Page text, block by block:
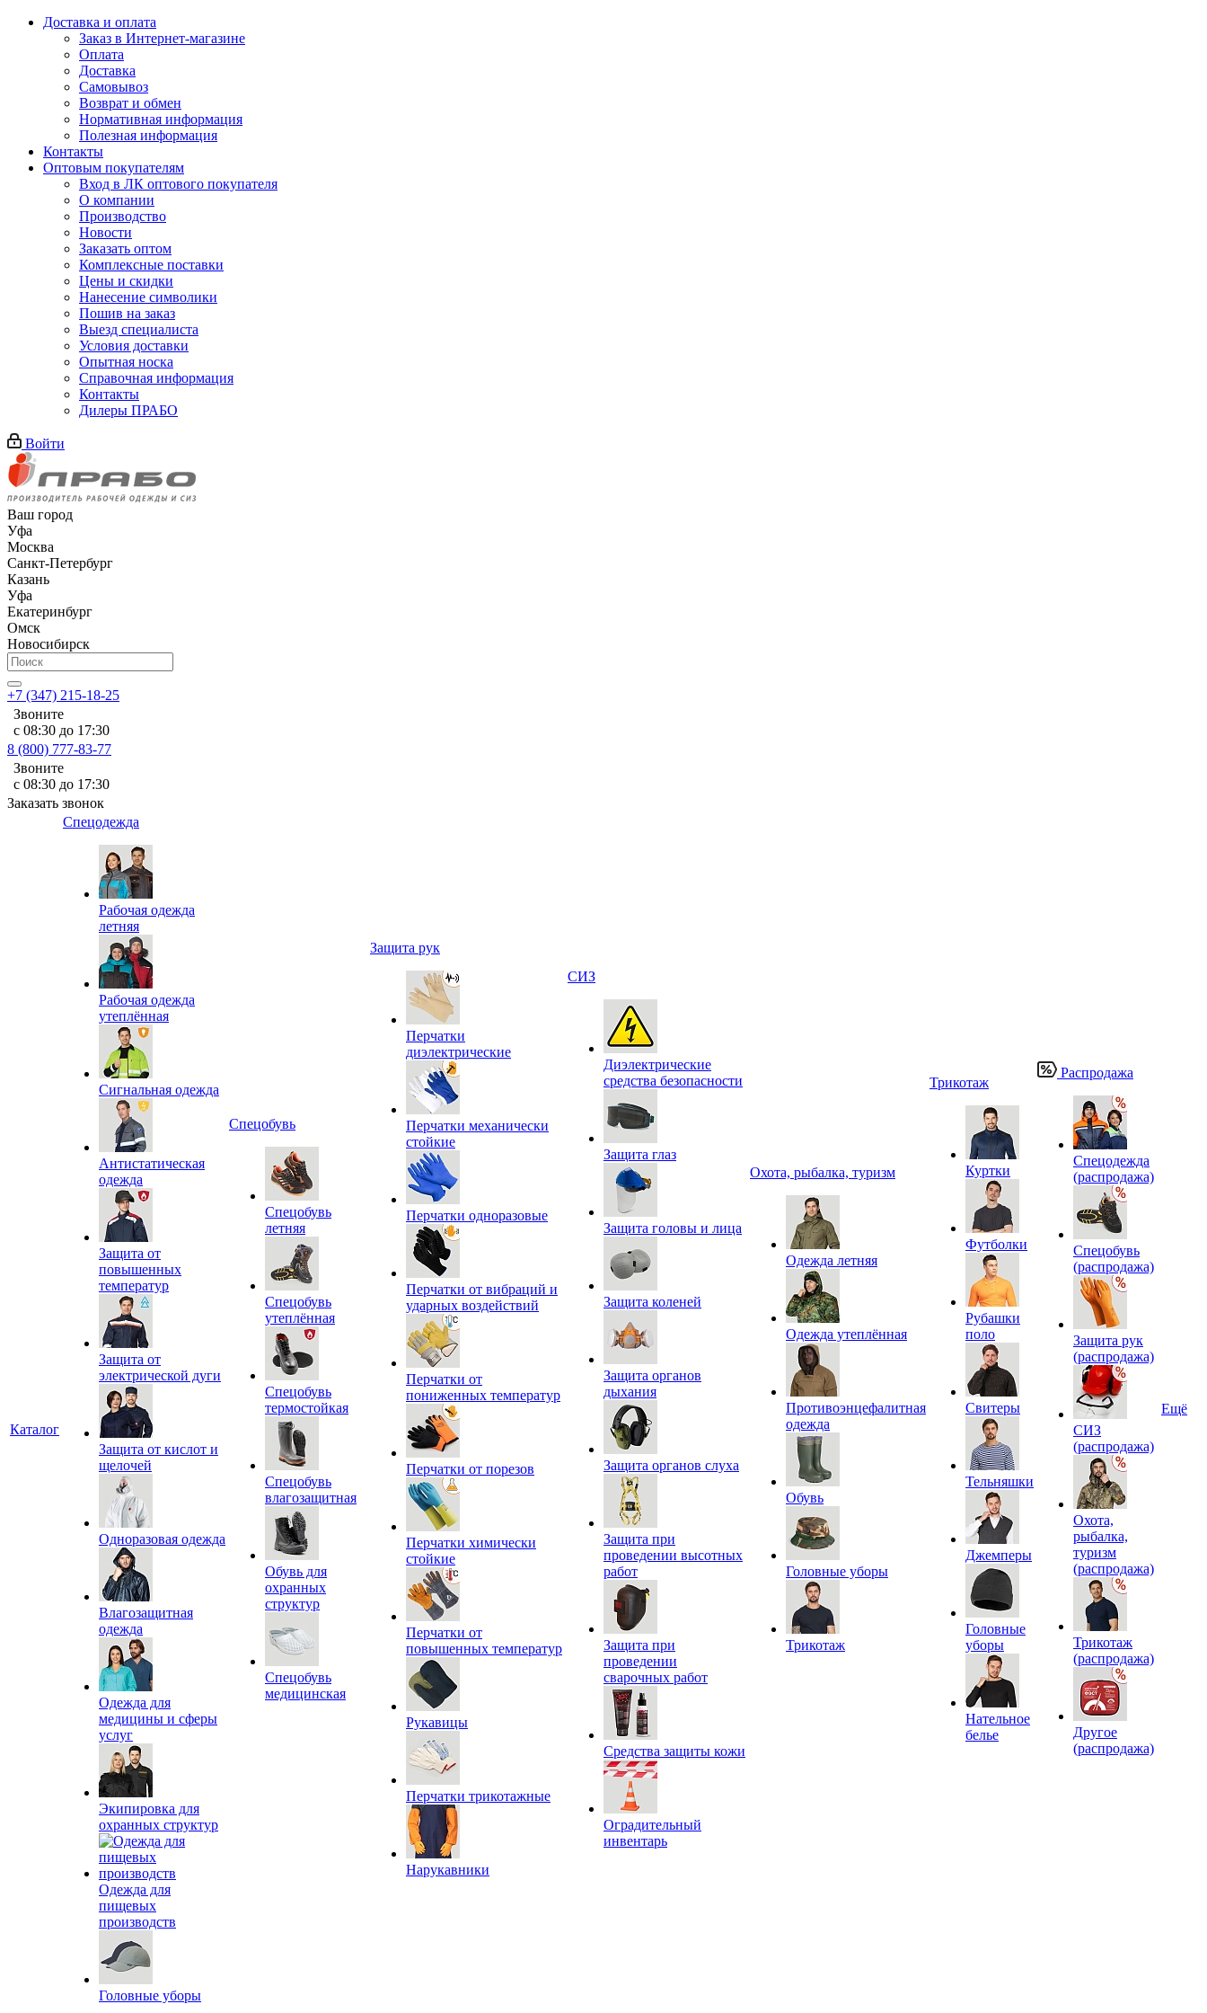
Доставка и оплата
Заказ в Интернет-магазине
Оплата
Доставка
Самовывоз
Возврат и обмен
Нормативная информация
Полезная информация
Контакты
Оптовым покупателям
Вход в ЛК оптового покупателя
О компании
Производство
Новости
Заказать оптом
Комплексные поставки
Цены и скидки
Нанесение символики
Пошив на заказ
Выезд специалиста
Условия доставки
Опытная носка
Справочная информация
Контакты
Дилеры ПРАБО
Войти
Ваш город
Уфа
Москва
Санкт-Петербург
Казань
Уфа
Екатеринбург
Омск
Новосибирск
+7 (347) 215-18-25
Звоните
с 08:30 до 17:30
8 (800) 777-83-77
Звоните
с 08:30 до 17:30
Заказать звонок
Каталог
Спецодежда
Рабочая одежда
летняя
Рабочая одежда
утеплённая
Сигнальная одежда
Антистатическая
одежда
Защита от
повышенных
температур
Защита от
электрической дуги
Защита от кислот и
щелочей
Одноразовая одежда
Влагозащитная
одежда
Одежда для
медицины и сферы
услуг
Экипировка для
охранных структур
Одежда для
пищевых
производств
Головные уборы
Спецобувь
Спецобувь
летняя
Спецобувь
утеплённая
Спецобувь
термостойкая
Спецобувь
влагозащитная
Обувь для
охранных
структур
Спецобувь
медицинская
Защита рук
Перчатки
диэлектрические
Перчатки механически
стойкие
Перчатки одноразовые
Перчатки от вибраций и
ударных воздействий
Перчатки от
пониженных температур
Перчатки от порезов
Перчатки химически
стойкие
Перчатки от
повышенных температур
Рукавицы
Перчатки трикотажные
Нарукавники
СИЗ
Диэлектрические
средства безопасности
Защита глаз
Защита головы и лица
Защита коленей
Защита органов
дыхания
Защита органов слуха
Защита при
проведении высотных
работ
Защита при
проведении
сварочных работ
Средства защиты кожи
Оградительный
инвентарь
Охота, рыбалка, туризм
Одежда летняя
Одежда утеплённая
Противоэнцефалитная
одежда
Обувь
Головные уборы
Трикотаж
Трикотаж
Куртки
Футболки
Рубашки
поло
Свитеры
Тельняшки
Джемперы
Головные
уборы
Нательное
белье
Распродажа
Спецодежда
(распродажа)
Спецобувь
(распродажа)
Защита рук
(распродажа)
СИЗ
(распродажа)
Охота,
рыбалка,
туризм
(распродажа)
Трикотаж
(распродажа)
Другое
(распродажа)
Ещё